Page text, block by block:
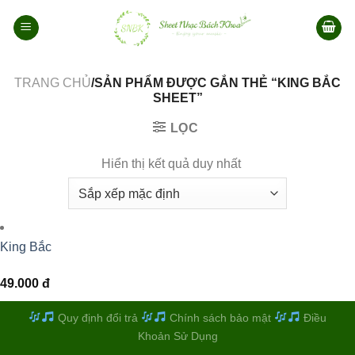
qua
TRANG CHỦ/SẢN PHẨM ĐƯỢC GẮN THẺ “KING BẮC
SHEET”
LỌC
Hiển thị kết quả duy nhất
King Bắc
49.000 đ
Quy định đổi trả Chính sách bảo mật
Điều
Khoản Sử Dụng